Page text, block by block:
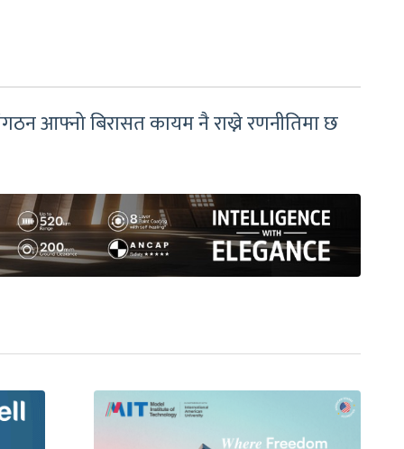
आफ्नो बिरासत कायम नै राख्ने रणनीतिमा छ